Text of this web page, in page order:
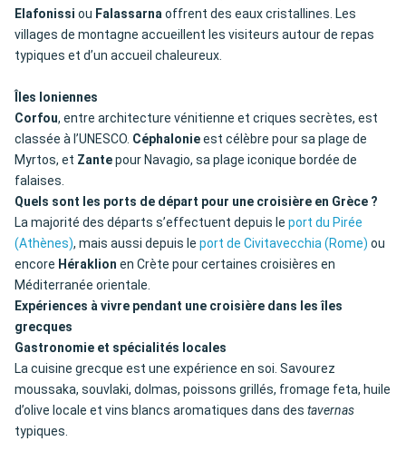
Elafonissi ou Falassarnaoffrent des eaux cristallines. Les
villages de montagne accueillent les visiteurs autour de repas
typiques et d’un accueil chaleureux.
Îles Ioniennes
Corfou, entre architecture vénitienne et criques secrètes, est
classée à l’UNESCO. Céphalonieest célèbre pour sa plage de
Myrtos, et Zantepour Navagio, sa plage iconique bordée de
falaises.
Quels sont les ports de départ pour une croisière en Grèce ?
La majorité des départs s’effectuent depuis le port du Pirée
(Athènes), mais aussi depuis le port de Civitavecchia (Rome) ou
encore Héraklion en Crète pour certaines croisières en
Méditerranée orientale.
Expériences à vivre pendant une croisière dans les îles
grecques
Gastronomie et spécialités locales
La cuisine grecque est une expérience en soi. Savourez
moussaka, souvlaki, dolmas, poissons grillés, fromage feta, huile
d’olive locale et vins blancs aromatiques dans des tavernas
typiques.